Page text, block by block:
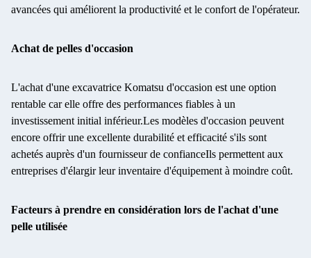
avancées qui améliorent la productivité et le confort de l'opérateur.
Achat de pelles d'occasion
L'achat d'une excavatrice Komatsu d'occasion est une option
rentable car elle offre des performances fiables à un
investissement initial inférieur.Les modèles d'occasion peuvent
encore offrir une excellente durabilité et efficacité s'ils sont
achetés auprès d'un fournisseur de confianceIls permettent aux
entreprises d'élargir leur inventaire d'équipement à moindre coût.
Facteurs à prendre en considération lors de l'achat d'une
pelle utilisée